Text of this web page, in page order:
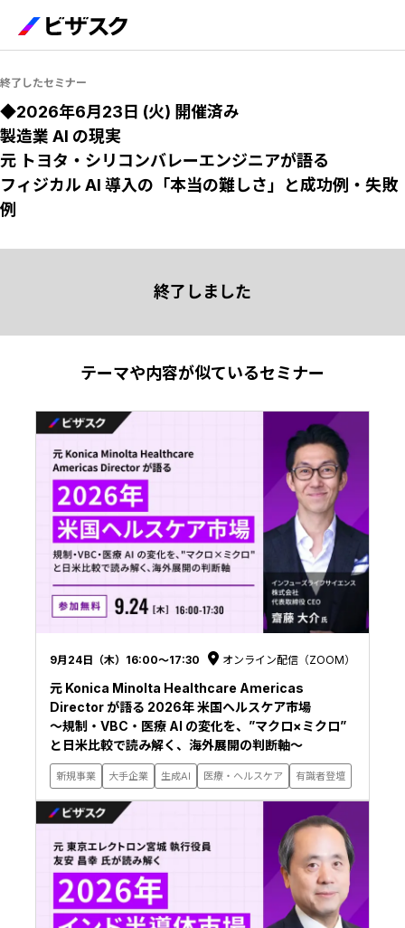
終了したセミナー
◆2026年6月23日 (火) 開催済み
製造業 AI の現実
元 トヨタ・シリコンバレーエンジニアが語る
フィジカル AI 導入の「本当の難しさ」と成功例・失敗
例
終了しました
テーマや内容が似ているセミナー
9月24日（木）16:00〜17:30 オンライン配信（ZOOM）
元 Konica Minolta Healthcare Americas
Director が語る 2026年 米国ヘルスケア市場
〜規制・VBC・医療 AI の変化を、”マクロ×ミクロ”
と日米比較で読み解く、海外展開の判断軸〜
新規事業 大手企業 生成AI 医療・ヘルスケア 有識者登壇